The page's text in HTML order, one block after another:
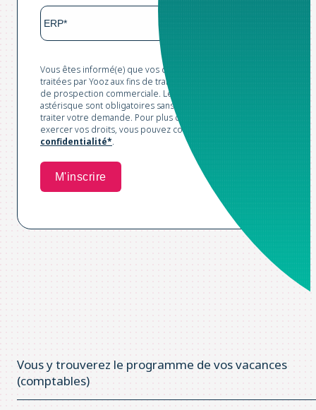
Vous êtes informé(e) que vos données sont collectées et
traitées par Yooz aux fins de traitement de votre demande et
de prospection commerciale. Les champs marqués d'un
astérisque sont obligatoires sans lesquels nous ne pourrions
traiter votre demande. Pour plus d'informations et pour
exercer vos droits, vous pouvez consulter notre Politique de
confidentialité*.
Vous y trouverez le programme de vos vacances
(comptables)